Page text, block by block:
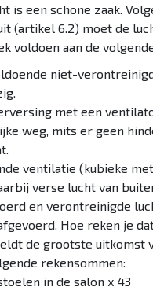
is een schone zaak.
(artikel 6.2) moet de
voldoen aan de
niet-
met een
weg, mits er geen
ventilatie (kubieke
verse lucht van
en verontreinigde
Hoe reken je
de grootste uitkomst
rekensommen:
in de salon x 43